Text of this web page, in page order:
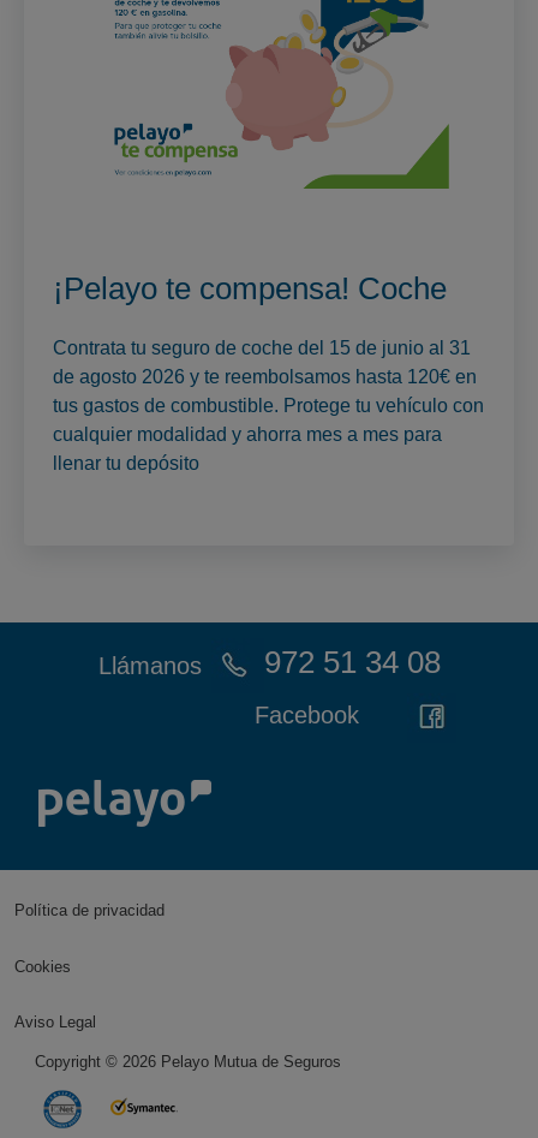
¡Pelayo te compensa! Coche
Contrata tu seguro de coche del 15 de junio al 31
de agosto 2026 y te reembolsamos hasta 120€ en
tus gastos de combustible. Protege tu vehículo con
cualquier modalidad y ahorra mes a mes para
llenar tu depósito
Llámanos 972 51 34 08
Facebook
Política de privacidad
Cookies
Aviso Legal
Copyright © 2026Pelayo Mutua de Seguros